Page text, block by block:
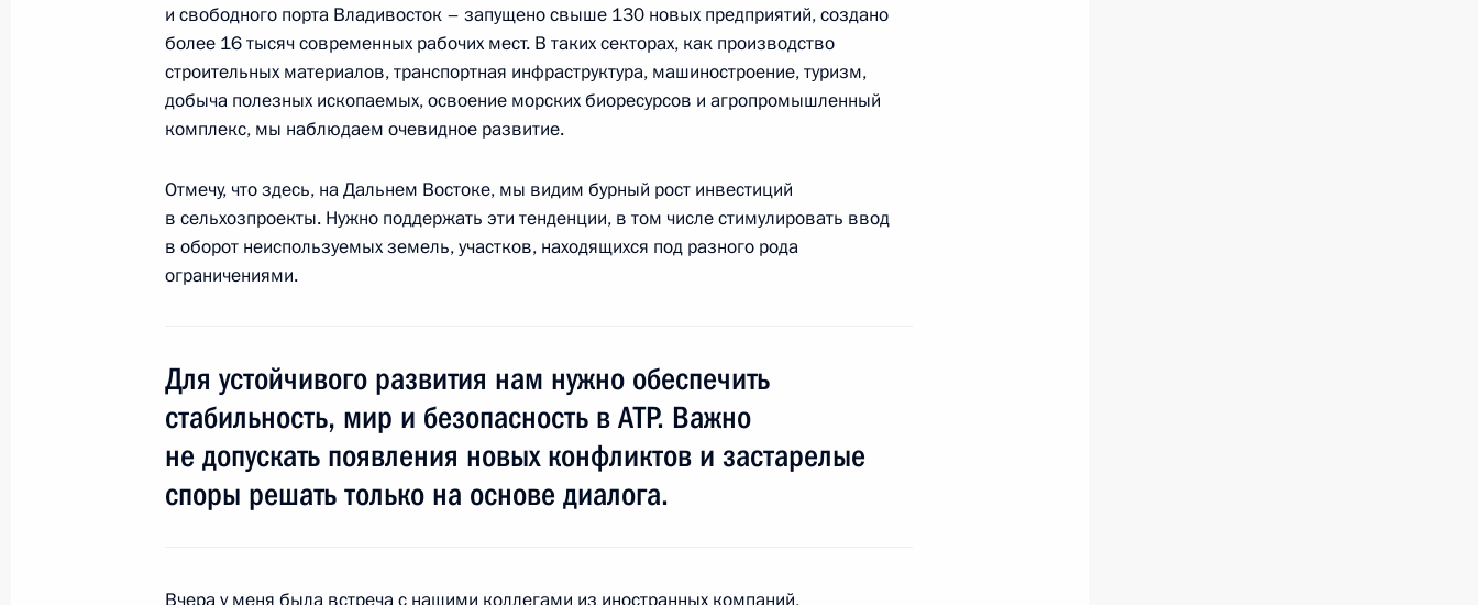
17 мая 2018 года, четверг
Заявления по итогам российско-сирийских переговоров
17 мая 2018 года, 21:35 Сочи
15 мая 2018 года, вторник
Рабочая встреча с Дмитрием Медведевым
15 мая 2018 года, 20:15
9 мая 2018 года, среда
Военный парад на Красной площади
9 мая 2018 года, 11:10 Москва, Красная площадь
и свободного порта Владивосток – запущено свыше 130 новых предприятий, создано
более 16 тысяч современных рабочих мест. В таких секторах, как производство
строительных материалов, транспортная инфраструктура, машиностроение, туризм,
добыча полезных ископаемых, освоение морских биоресурсов и агропромышленный
комплекс, мы наблюдаем очевидное развитие.
Отмечу, что здесь, на Дальнем Востоке, мы видим бурный рост инвестиций
в сельхозпроекты. Нужно поддержать эти тенденции, в том числе стимулировать ввод
в оборот неиспользуемых земель, участков, находящихся под разного рода
ограничениями.
Для устойчивого развития нам нужно обеспечить
стабильность, мир и безопасность в АТР. Важно
не допускать появления новых конфликтов и застарелые
споры решать только на основе диалога.
Вчера у меня была встреча с нашими коллегами из иностранных компаний,